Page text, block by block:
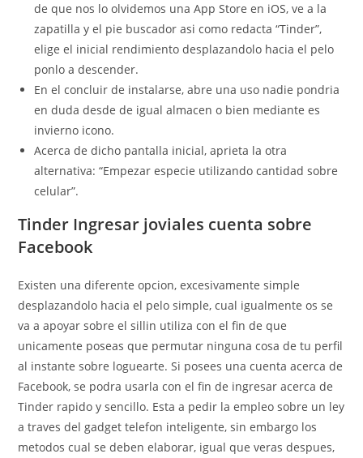
de que nos lo olvidemos una App Store en iOS, ve a la
zapatilla y el pie buscador asi­ como redacta “Tinder”,
elige el inicial rendimiento desplazandolo hacia el pelo
ponlo a descender.
En el concluir de instalarse, abre una uso nadie pondri­a
en duda desde de igual almacen o bien mediante es
invierno icono.
Acerca de dicho pantalla inicial, aprieta la otra
alternativa: “Empezar especie utilizando cantidad sobre
celular”.
Tinder Ingresar joviales cuenta sobre
Facebook
Existen una diferente opcion, excesivamente simple
desplazandolo hacia el pelo simple, cual igualmente os se
va a apoyar sobre el silli­n utiliza con el fin de que
unicamente poseas que permutar ninguna cosa de tu perfil
al instante sobre loguearte. Si posees una cuenta acerca de
Facebook, se podra usarla con el fin de ingresar acerca de
Tinder rapido y sencillo. Esta a pedir la empleo sobre un ley
a traves del gadget telefon inteligente, sin embargo los
metodos cual se deben elaborar, igual que veras despues,